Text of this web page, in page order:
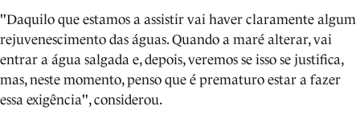
"Daquilo que estamos a assistir vai haver claramente algum
rejuvenescimento das águas. Quando a maré alterar, vai
entrar a água salgada e, depois, veremos se isso se justifica,
mas, neste momento, penso que é prematuro estar a fazer
essa exigência", considerou.